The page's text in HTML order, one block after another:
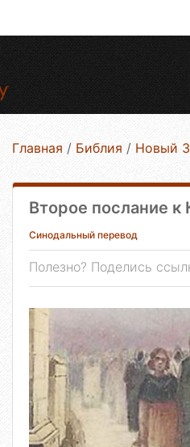
Главная / Библия / Новый
Второе послание
Синодальный перевод
Полезно? Поделись